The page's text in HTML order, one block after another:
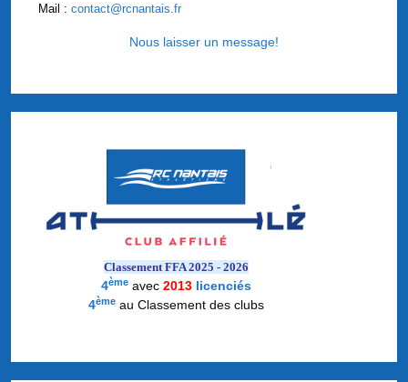
Mail : contact@rcnantais.fr
Nous laisser un message!
Classement FFA 2025 - 2026
4èmeavec2013 licenciés
4èmeau Classement des clubs